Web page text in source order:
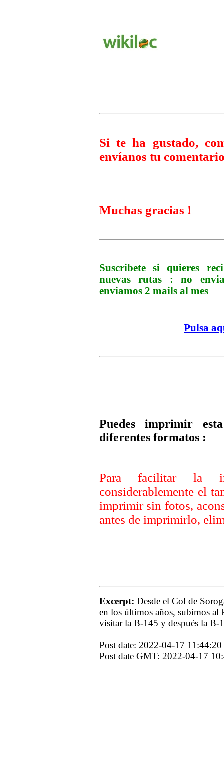
Si te ha gustado,
envíanos tu
Muchas gracias !
Suscribete si quieres
nuevas rutas : no
enviamos 2 mails al mes
Pulsa
Puedes imprimir
diferentes formatos :
Para facilitar la
considerablemente el
imprimir sin fotos,
antes de imprimirlo,
Excerpt: Desde el Col de
en los últimos años, subimos
visitar la B-145 y después la B-
Post date: 2022-04-17 11:44:20
Post date GMT: 2022-04-17